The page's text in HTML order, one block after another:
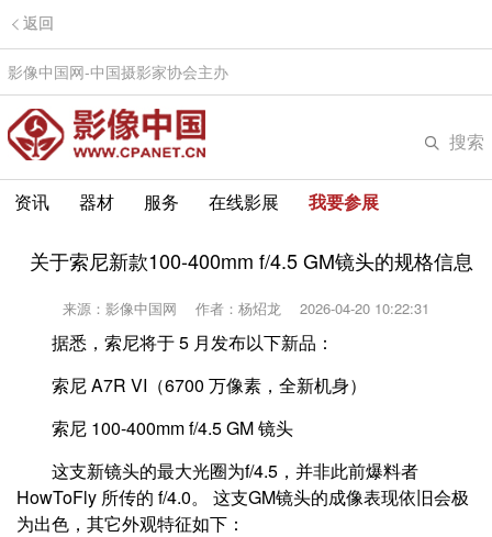
返回
影像中国网-中国摄影家协会主办
搜索
资讯 器材 服务 在线影展 我要参展
关于索尼新款100-400mm f/4.5 GM镜头的规格信息
来源：影像中国网 作者：杨炤龙 2026-04-20 10:22:31
据悉，索尼将于 5 月发布以下新品：
索尼 A7R VI（6700 万像素，全新机身）
索尼 100-400mm f/4.5 GM 镜头
这支新镜头的最大光圈为f/4.5，并非此前爆料者
HowToFly 所传的 f/4.0。 这支GM镜头的成像表现依旧会极
为出色，其它外观特征如下：